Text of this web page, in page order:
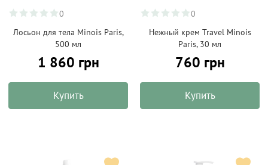
0
Лосьон для тела Minois Paris,
500 мл
1 860 грн
Купить
0
Нежный крем Travel Minois
Paris, 30 мл
760 грн
Купить